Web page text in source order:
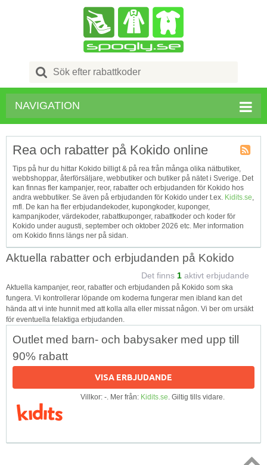
Search
for:
NAVIGATION
Tagg
RSS
Rea och rabatter på Kokido online
Tips på hur du hittar Kokido billigt & på rea från många olika nätbutiker,
webbshoppar, återförsäljare, webbutiker och butiker på nätet i Sverige. Det
kan finnas fler kampanjer, reor, rabatter och erbjudanden för Kokido hos
andra webbutiker. Se även på erbjudanden för Kokido under t.ex. Kidits.se,
mfl. De kan ha fler erbjudandekoder, kupongkoder, kuponger,
kampanjkoder, värdekoder, rabattkuponger, rabattkoder och koder för
Kokido under augusti, september och oktober 2026 etc. Mer information
om Kokido finns längs ner på sidan.
Aktuella rabatter och erbjudanden på Kokido
Det finns 1 aktivt erbjudande
Aktuella kampanjer, reor, rabatter och erbjudanden på Kokido som ska
fungera. Vi kontrollerar löpande om koderna fungerar men ibland kan det
hända att vi inte hunnit med att kolla alla eller missat någon. Vi ber om ursäkt
för eventuella felaktiga erbjudanden.
Outlet med barn- och babysaker med upp till
90% rabatt
VISA ERBJUDANDE
Villkor: -. Mer från: Kidits.se. Giltig tills vidare.